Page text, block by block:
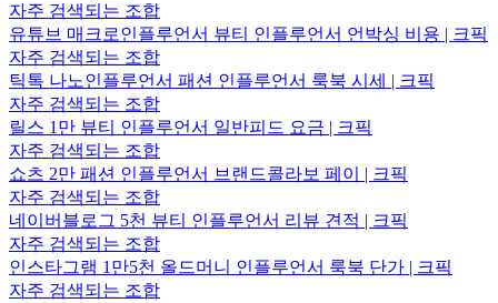
자주 검색되는 조합
유튜브 매크로인플루언서 뷰티 인플루언서 언박싱 비용 | 크픽
자주 검색되는 조합
틱톡 나노인플루언서 패션 인플루언서 룩북 시세 | 크픽
자주 검색되는 조합
릴스 1만 뷰티 인플루언서 일반피드 요금 | 크픽
자주 검색되는 조합
쇼츠 2만 패션 인플루언서 브랜드콜라보 페이 | 크픽
자주 검색되는 조합
네이버블로그 5천 뷰티 인플루언서 리뷰 견적 | 크픽
자주 검색되는 조합
인스타그램 1만5천 올드머니 인플루언서 룩북 단가 | 크픽
자주 검색되는 조합